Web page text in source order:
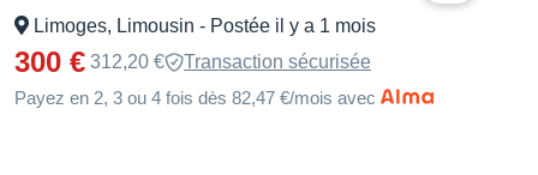
Limoges, Limousin - Postée il y a 1 mois
300 € 312,20 €
Transaction sécurisée
Payez en 2, 3 ou 4 fois dès 82,47 €/mois avec